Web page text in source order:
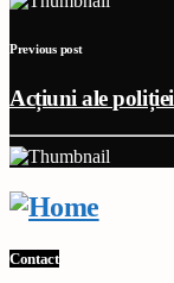
Previous post
Acțiuni ale
Contact